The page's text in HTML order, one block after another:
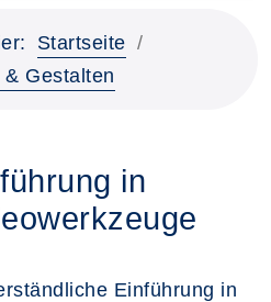
Startseite
& Gestalten
in
Einführung in